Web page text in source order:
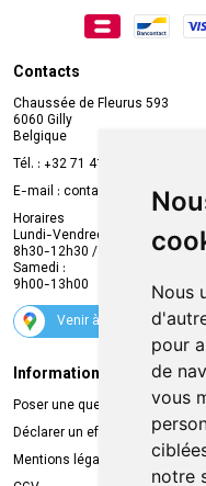
Nous
pour
de
vous
notre
Contacts
Chaussée de Fleurus 593
6060 Gilly
Belgique
Tél. : +32 71 41 32 10
E-mail : contact
Horaires
Lundi-Vendredi :
8h30-12h30 / 13h30-18h30
Samedi :
9h00-13h00
Venir à la pharmacie
Informations légales
Poser une question
Déclarer un effet indésirable
Mentions légales